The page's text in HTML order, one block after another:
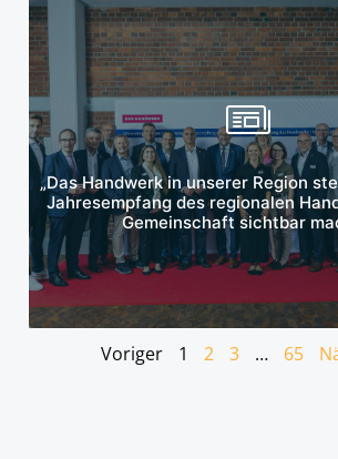
„Das Handwerk in unserer Region
Jahresempfang des regionalen
Gemeinschaft sichtbar
Mehr erfahren
Voriger 1 2 3 … 65